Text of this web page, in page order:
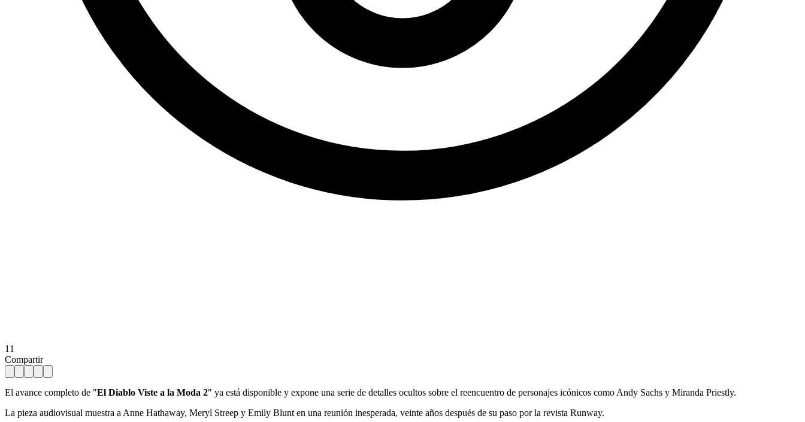
11
Compartir
El avance completo de "El Diablo Viste a la Moda 2" ya está disponible y expone una serie de detalles ocultos sobre el reencuentro de personajes icónicos como Andy Sachs y Miranda Priestly.
La pieza audiovisual muestra a Anne Hathaway, Meryl Streep y Emily Blunt en una reunión inesperada, veinte años después de su paso por la revista Runway.